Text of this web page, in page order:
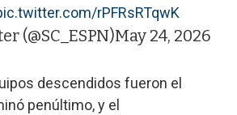
rPFRsRTqwK
(@SC_ESPN)May 24, 2026
descendidos fueron el
penúltimo, y el